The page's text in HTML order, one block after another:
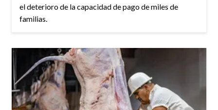
el deterioro de la capacidad de pago de miles de
familias.